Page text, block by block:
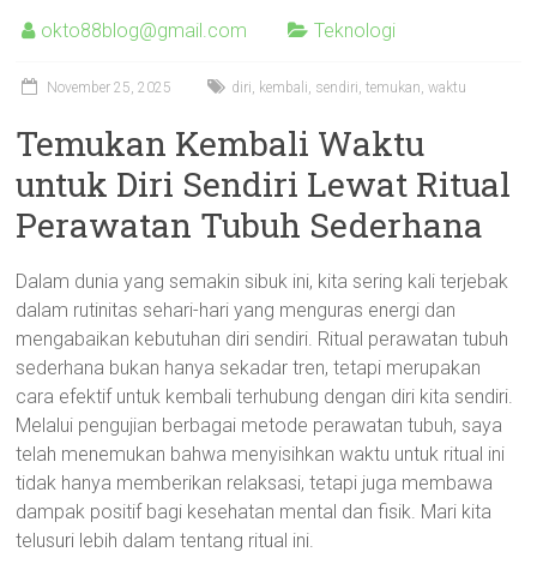
okto88blog@gmail.com Teknologi
November 25, 2025 diri, kembali, sendiri,temukan,waktu
Temukan Kembali Waktu
untuk Diri Sendiri Lewat Ritual
Perawatan Tubuh Sederhana
Dalam dunia yang semakin sibuk ini, kita sering kali terjebak
dalam rutinitas sehari-hari yang menguras energi dan
mengabaikan kebutuhan diri sendiri. Ritual perawatan tubuh
sederhana bukan hanya sekadar tren, tetapi merupakan
cara efektif untuk kembali terhubung dengan diri kita sendiri.
Melalui pengujian berbagai metode perawatan tubuh, saya
telah menemukan bahwa menyisihkan waktu untuk ritual ini
tidak hanya memberikan relaksasi, tetapi juga membawa
dampak positif bagi kesehatan mental dan fisik. Mari kita
telusuri lebih dalam tentang ritual ini.